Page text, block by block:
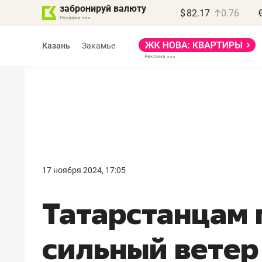
забронируй валюту $ 82.17 0.76
Казань Закамье
17 ноября 2024, 17:05
сильный
правил, бизнес может
потерять минимум
полгода»